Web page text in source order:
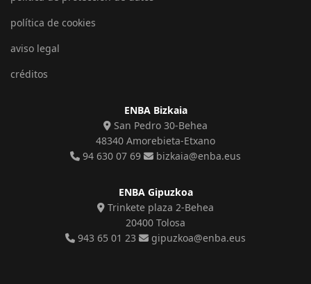
política de cookies
aviso legal
créditos
ENBA Bizkaia
San Pedro 30-Behea
48340 Amorebieta-Etxano
94 630 07 69
bizkaia@enba.eus
ENBA Gipuzkoa
Trinkete plaza 2-Behea
20400 Tolosa
943 65 01 23
gipuzkoa@enba.eus